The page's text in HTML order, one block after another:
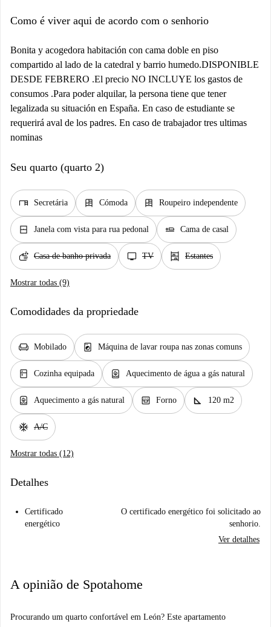
Como é viver aqui de acordo com o senhorio
Bonita y acogedora habitación con cama doble en piso
compartido al lado de la catedral y barrio humedo.DISPONIBLE
DESDE FEBRERO .El precio NO INCLUYE los gastos de
consumos .Para poder alquilar, la persona tiene que tener
legalizada su situación en España. En caso de estudiante se
requerirá aval de los padres. En caso de trabajador tres ultimas
nominas
Seu quarto (quarto 2)
desk Secretária dresser Cómoda dresser Roupeiro independente
window_closed Janela com vista para rua pedonal airline_seat_flat Cama de casal
soap Casa de banho privada tv TV shelves Estantes
Mostrar todas (9)
Comodidades da propriedade
chair Mobilado local_laundry_service Máquina de lavar roupa nas zonas comuns
kitchen Cozinha equipada water_heater Aquecimento de água a gás natural
water_heater Aquecimento a gás natural oven_gen Forno square_foot 120 m2
ac_unit A/C
Mostrar todas (12)
Detalhes
Certificado
energético
O certificado energético foi solicitado ao
senhorio.
Ver detalhes
A opinião de Spotahome
Procurando um quarto confortável em León? Este apartamento